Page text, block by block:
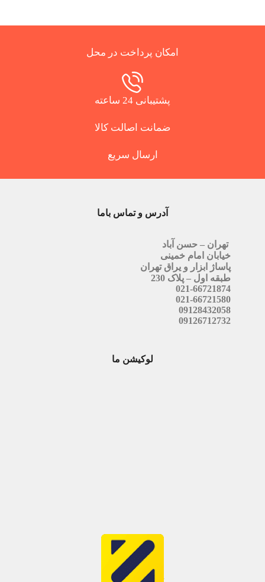
امکان پرداخت در محل
پشتیبانی 24 ساعته
ضمانت اصالت کالا
ارسال سریع
آدرس و تماس باما
تهران – حسن آباد
خیابان امام خمینی
پاساژ ابزار و یراق تهران
طبقه اول – پلاک 230
021-66721874
021-66721580
09128432058
09126712732
لوکیشن ما